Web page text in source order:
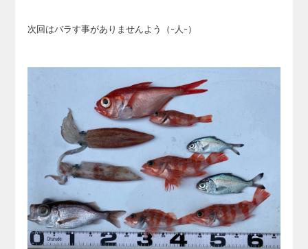
次回はバラす事がありませんよう（-人-）